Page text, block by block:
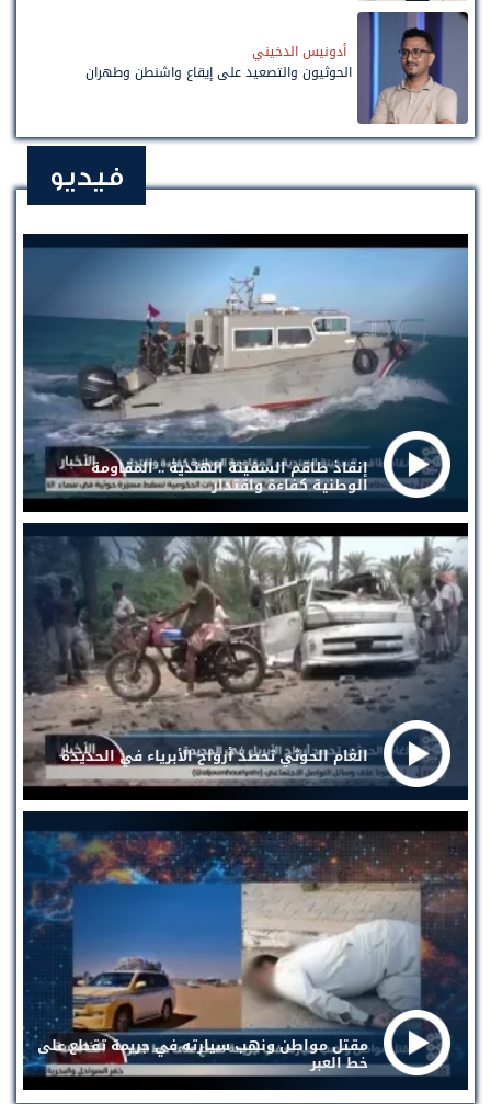
أدونيس الدخيني
الحوثيون والتصعيد على إيقاع واشنطن وطهران
فيديو
إنقاذ طاقم السفينة الهندية .. المقاومة
الوطنية كفاءة واقتدار
الغام الحوثي تحصد أرواح الأبرياء في الحديدة
مقتل مواطن ونهب سيارته في جريمة تقطع على
خط العبر